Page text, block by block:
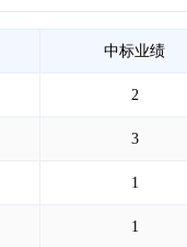
中标业绩
2
3
1
1